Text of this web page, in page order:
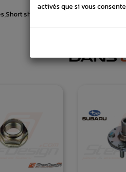
shifter
DANS
activés que si vous